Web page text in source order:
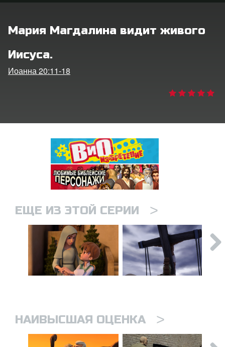
Мария Магдалина видит живого
Иисуса.
Иоанна 20:11-18
ЕЩЕ ИЗ ЭТОЙ СЕРИИ >
НАИВЫСШАЯ ОЦЕНКА >